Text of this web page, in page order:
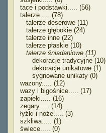
tace i podstawki..... (56)
talerze..... (78)
talerze deserowe (11)
talerze głębokie (24)
talerze inne (22)
talerze płaskie (10)
talerze śniadaniowe (11)
dekoracje tradycyjne (10)
dekoracje unikatowe (1)
sygnowane unikaty (0)
wazony..... (12)
wazy i bigośnice..... (17)
zapieki..... (16)
zegary..... (14)
łyżki i noże..... (3)
szkliwa..... (1)
świece..... (0)